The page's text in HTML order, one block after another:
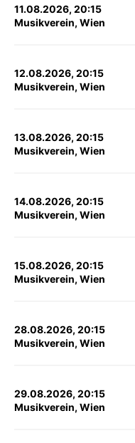
11.08.2026, 20:15
Musikverein, Wien
12.08.2026, 20:15
Musikverein, Wien
13.08.2026, 20:15
Musikverein, Wien
14.08.2026, 20:15
Musikverein, Wien
15.08.2026, 20:15
Musikverein, Wien
28.08.2026, 20:15
Musikverein, Wien
29.08.2026, 20:15
Musikverein, Wien